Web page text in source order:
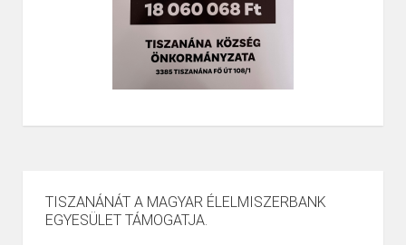
TISZANÁNÁT A MAGYAR ÉLELMISZERBANK
EGYESÜLET TÁMOGATJA.